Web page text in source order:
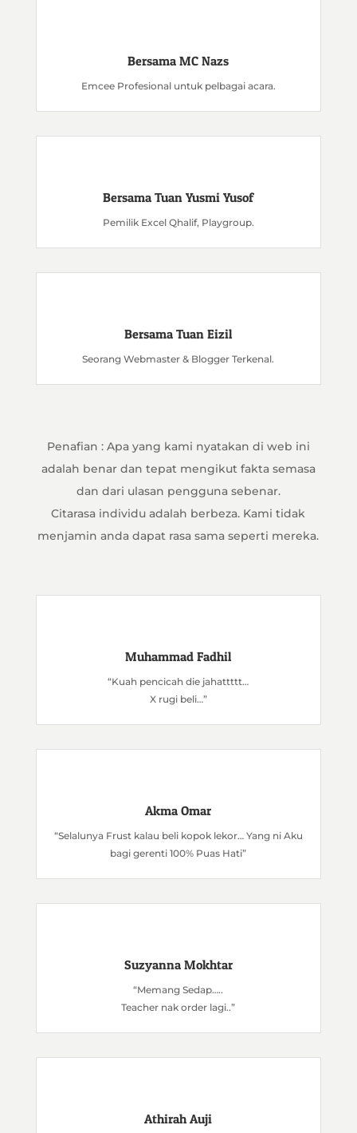
Bersama MC Nazs
Emcee Profesional untuk pelbagai acara.
Bersama Tuan Yusmi Yusof
Pemilik Excel Qhalif, Playgroup.
Bersama Tuan Eizil
Seorang Webmaster & Blogger Terkenal.
Penafian : Apa yang kami nyatakan di web ini
adalah benar dan tepat mengikut fakta semasa
dan dari ulasan pengguna sebenar.
Citarasa individu adalah berbeza. Kami tidak
menjamin anda dapat rasa sama seperti mereka.
Muhammad Fadhil
“Kuah pencicah die jahattttt…
X rugi beli…”
Akma Omar
“Selalunya Frust kalau beli kopok lekor… Yang ni Aku
bagi gerenti 100% Puas Hati”
Suzyanna Mokhtar
“Memang Sedap…..
Teacher nak order lagi..”
Athirah Auji